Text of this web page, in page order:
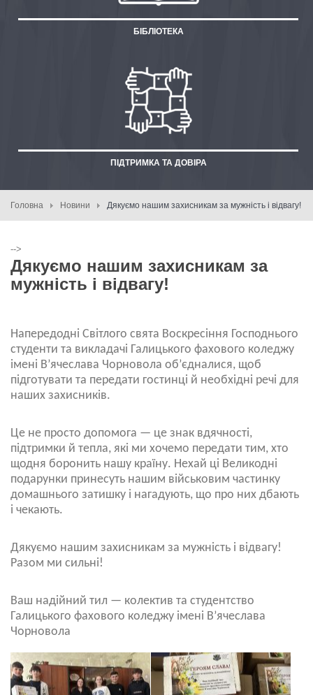
БІБЛІОТЕКА
ПІДТРИМКА ТА ДОВІРА
Головна Новини Дякуємо нашим захисникам за мужність і відвагу!
-->
Дякуємо нашим захисникам за
мужність і відвагу!
Напередодні Світлого свята Воскресіння Господнього
студенти та викладачі Галицького фахового коледжу
імені В’ячеслава Чорновола об’єдналися, щоб
підготувати та передати гостинці й необхідні речі для
наших захисників.
Це не просто допомога — це знак вдячності,
підтримки й тепла, які ми хочемо передати тим, хто
щодня боронить нашу країну. Нехай ці Великодні
подарунки принесуть нашим військовим частинку
домашнього затишку і нагадують, що про них дбають
і чекають.
Дякуємо нашим захисникам за мужність і відвагу!
Разом ми сильні!
Ваш надійний тил — колектив та студентство
Галицького фахового коледжу імені В’ячеслава
Чорновола